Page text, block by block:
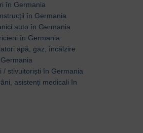
în Germania
în Germania
auto în Germania
în Germania
apă, gaz, încălzire
/ stivuitoriști în Germania
asistenți medicali în